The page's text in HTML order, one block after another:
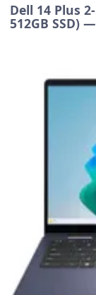
Dell 14 Plus
512GB SSD)